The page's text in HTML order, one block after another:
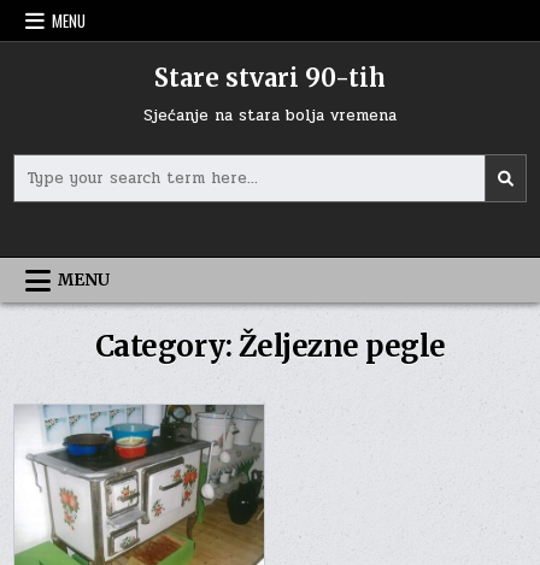
Skip
to
MENU
Stare stvari 90-tih
Sjećanje na stara bolja vremena
for:
MENU
Category:Željezne pegle